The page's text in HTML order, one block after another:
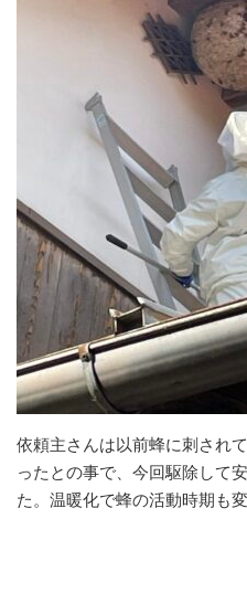
依頼主さんは以前蜂に刺され
ったとの事で、今回駆除して
た。温暖化で蜂の活動時期も